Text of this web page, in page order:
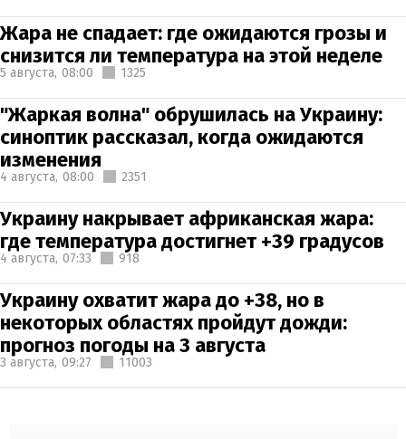
Жара не спадает: где ожидаются грозы и
снизится ли температура на этой неделе
5 августа, 08:00 1325
"Жаркая волна" обрушилась на Украину:
синоптик рассказал, когда ожидаются
изменения
4 августа, 08:00 2351
Украину накрывает африканская жара:
где температура достигнет +39 градусов
4 августа, 07:33 918
Украину охватит жара до +38, но в
некоторых областях пройдут дожди:
прогноз погоды на 3 августа
3 августа, 09:27 11003